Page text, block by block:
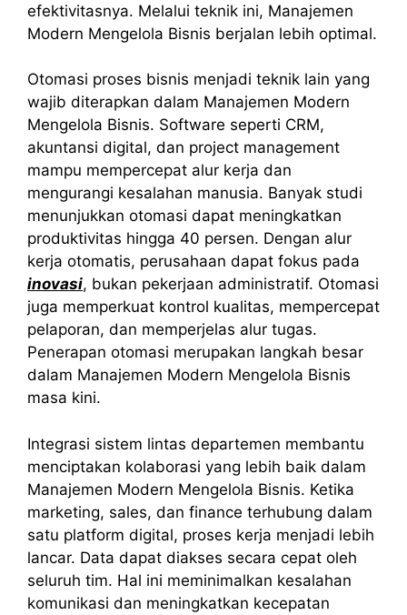
efektivitasnya. Melalui teknik ini, Manajemen
Modern Mengelola Bisnis berjalan lebih optimal.
Otomasi proses bisnis menjadi teknik lain yang
wajib diterapkan dalam Manajemen Modern
Mengelola Bisnis. Software seperti CRM,
akuntansi digital, dan project management
mampu mempercepat alur kerja dan
mengurangi kesalahan manusia. Banyak studi
menunjukkan otomasi dapat meningkatkan
produktivitas hingga 40 persen. Dengan alur
kerja otomatis, perusahaan dapat fokus pada
inovasi, bukan pekerjaan administratif. Otomasi
juga memperkuat kontrol kualitas, mempercepat
pelaporan, dan memperjelas alur tugas.
Penerapan otomasi merupakan langkah besar
dalam Manajemen Modern Mengelola Bisnis
masa kini.
Integrasi sistem lintas departemen membantu
menciptakan kolaborasi yang lebih baik dalam
Manajemen Modern Mengelola Bisnis. Ketika
marketing, sales, dan finance terhubung dalam
satu platform digital, proses kerja menjadi lebih
lancar. Data dapat diakses secara cepat oleh
seluruh tim. Hal ini meminimalkan kesalahan
komunikasi dan meningkatkan kecepatan